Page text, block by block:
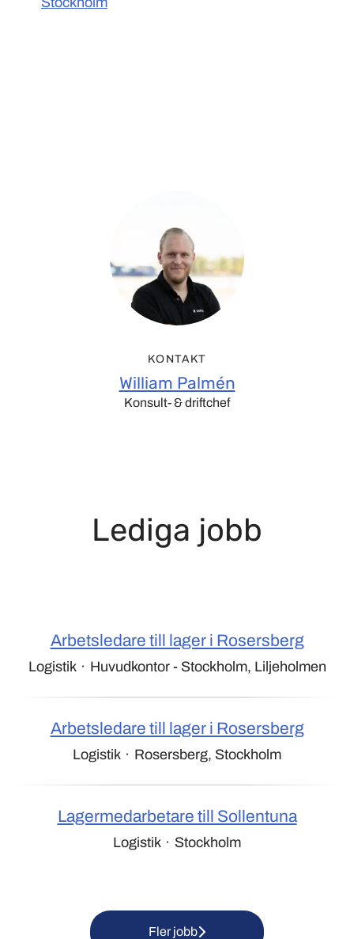
KONTAKT
William Palmén
Konsult- & driftchef
Lediga jobb
Arbetsledare till lager i Rosersberg
Logistik · Huvudkontor - Stockholm, Liljeholmen
Arbetsledare till lager i Rosersberg
Logistik · Rosersberg, Stockholm
Lagermedarbetare till Sollentuna
Logistik · Stockholm
Fler jobb